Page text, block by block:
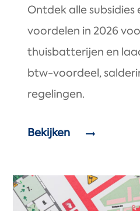
Ontdek alle subsidies
voordelen in 2026
thuisbatterijen en
btw-voordeel,
regelingen.
Bekijken